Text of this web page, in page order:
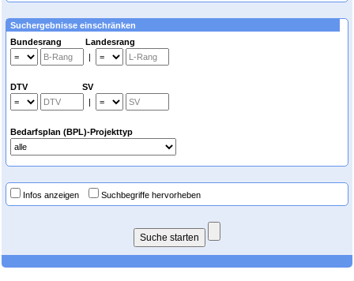
Suchergebnisse einschränken
Bundesrang Landesrang
|
DTV SV
|
Bedarfsplan (BPL)-Projekttyp
Infos anzeigen Suchbegriffe hervorheben